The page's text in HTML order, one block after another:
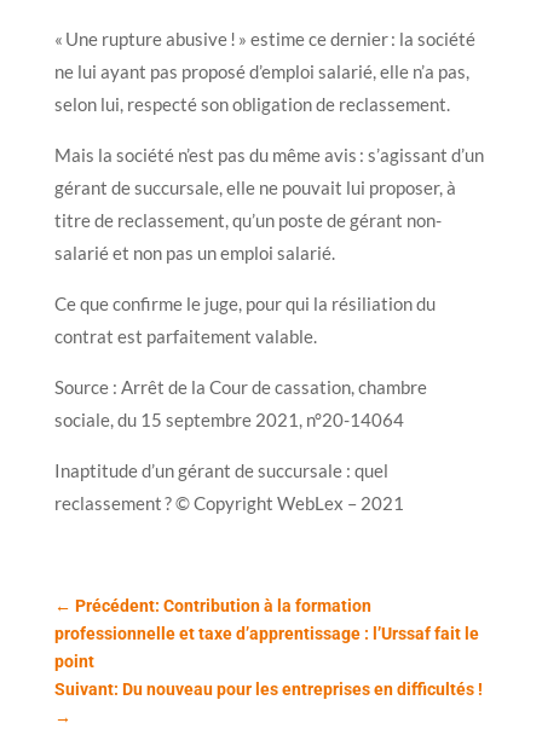
« Une rupture abusive ! » estime ce dernier : la société
ne lui ayant pas proposé d’emploi salarié, elle n’a pas,
selon lui, respecté son obligation de reclassement.
Mais la société n’est pas du même avis : s’agissant d’un
gérant de succursale, elle ne pouvait lui proposer, à
titre de reclassement, qu’un poste de gérant non-
salarié et non pas un emploi salarié.
Ce que confirme le juge, pour qui la résiliation du
contrat est parfaitement valable.
Source : Arrêt de la Cour de cassation, chambre
sociale, du 15 septembre 2021, n°20-14064
Inaptitude d’un gérant de succursale : quel
reclassement ? © Copyright WebLex – 2021
← Précédent: Contribution à la formation
professionnelle et taxe d’apprentissage : l’Urssaf fait le
point
Suivant: Du nouveau pour les entreprises en difficultés !
→